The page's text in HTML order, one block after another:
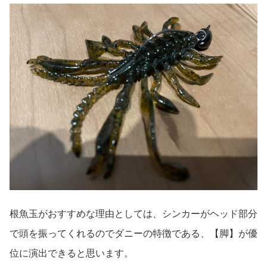
根魚玉がおすすめな理由としては、シンカーがヘッド部分
で頭を振ってくれるのでダニーの特徴である、【脚】が優
位に演出できると思います。